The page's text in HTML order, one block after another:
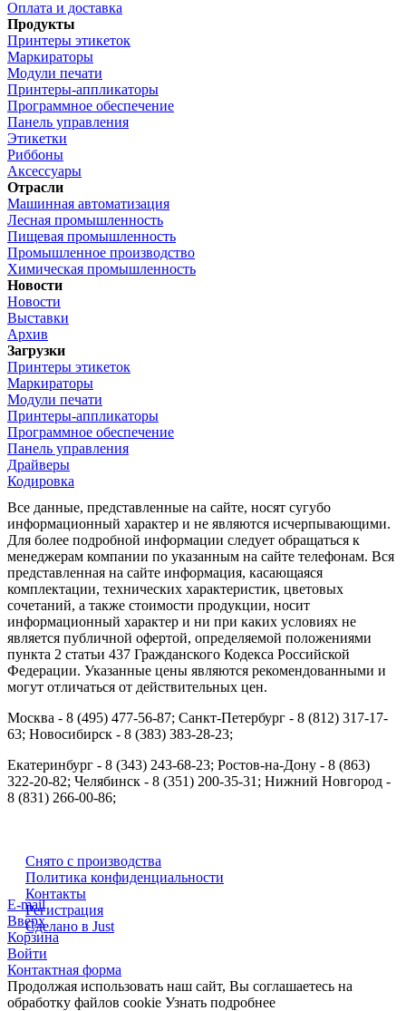
Оплата и доставка
Продукты
Принтеры этикеток
Маркираторы
Модули печати
Принтеры-аппликаторы
Программное обеспечение
Панель управления
Этикетки
Риббоны
Аксессуары
Отрасли
Машинная автоматизация
Лесная промышленность
Пищевая промышленность
Промышленное производство
Химическая промышленность
Новости
Новости
Выставки
Архив
Загрузки
Принтеры этикеток
Маркираторы
Модули печати
Принтеры-аппликаторы
Программное обеспечение
Панель управления
Драйверы
Кодировка
Все данные, представленные на сайте, носят сугубо
информационный характер и не являются исчерпывающими.
Для более подробной информации следует обращаться к
менеджерам компании по указанным на сайте телефонам. Вся
представленная на сайте информация, касающаяся
комплектации, технических характеристик, цветовых
сочетаний, а также стоимости продукции, носит
информационный характер и ни при каких условиях не
является публичной офертой, определяемой положениями
пункта 2 статьи 437 Гражданского Кодекса Российской
Федерации. Указанные цены являются рекомендованными и
могут отличаться от действительных цен.
Москва - 8 (495) 477-56-87; Санкт-Петербург - 8 (812) 317-17-
63; Новосибирск - 8 (383) 383-28-23;
Екатеринбург - 8 (343) 243-68-23; Ростов-на-Дону - 8 (863)
322-20-82; Челябинск - 8 (351) 200-35-31; Нижний Новгород -
8 (831) 266-00-86;
Снято с производства
Политика конфиденциальности
Контакты
Регистрация
Сделано в Just
E-mail
Вверх
Корзина
Войти
Контактная форма
Продолжая использовать наш сайт, Вы соглашаетесь на
обработку файлов cookie Узнать подробнее